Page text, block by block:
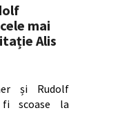
mai
Alis
și Rudolf
fi scoase la